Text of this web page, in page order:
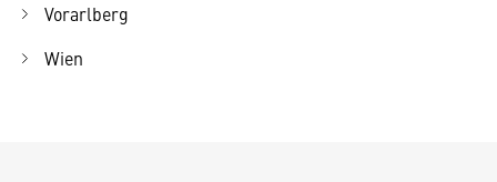
Vorarlberg
Wien